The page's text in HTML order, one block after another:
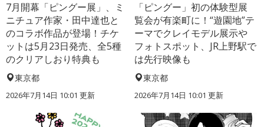
7月開幕「ピングー展」、ミ
ニチュア作家・田中達也と
のコラボ作品が登場！チケ
ットは5月23日発売、全5種
のクリアしおり特典も
東京都
2026年7月14日 10:01 更新
「ピングー」初の体験型展
覧会が有楽町に！“遊園地”テ
ーマでクレイモデル展示や
フォトスポット、JR上野駅で
は先行映像も
東京都
2026年7月14日 10:01 更新